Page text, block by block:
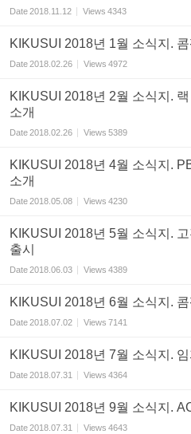
Date2018.11.12 Views 4343
KIKUSUI 2018년 1월 소식지.
Date2018.02.26 Views 4972
KIKUSUI 2018년 2월 소식지.
소개
Date2018.02.26 Views 5389
KIKUSUI 2018년 4월 소식지.
소개
Date2018.05.08 Views 4230
KIKUSUI 2018년 5월 소식지.
출시
Date2018.06.03 Views 4389
KIKUSUI 2018년 6월 소식지.
Date2018.07.02 Views 7141
KIKUSUI 2018년 7월 소식지.
Date2018.07.31 Views 4364
KIKUSUI 2018년 9월 소식지.
Date2018.07.31 Views 4643